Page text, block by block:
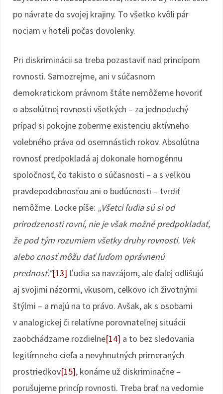
po návrate do svojej krajiny. To všetko kvôli pár
nociam v hoteli počas dovolenky.
Pri diskriminácii sa treba pozastaviť nad princípom
rovnosti. Samozrejme, ani v súčasnom
demokratickom právnom štáte nemôžeme hovoriť
o absolútnej rovnosti všetkých – za jednoduchý
prípad si pokojne zoberme existenciu aktívneho
volebného práva od osemnástich rokov. Absolútna
rovnosť predpokladá aj dokonale homogénnu
spoločnosť, čo takisto o súčasnosti – a s veľkou
pravdepodobnosťou ani o budúcnosti – tvrdiť
nemôžme. Locke píše: „Všetci ľudia sú si od
prirodzenosti rovní, nie je však možné predpokladať,
že pod tým rozumiem všetky druhy rovnosti. Vek
alebo cnosť môžu dať ľuďom oprávnenú
prednosť.“[13] Ľudia sa navzájom, ale ďalej odlišujú
aj svojimi názormi, vkusom, celkovo ich životnými
štýlmi – a majú na to právo. Avšak, ak s osobami
v analogickej či relatívne porovnateľnej situácii
zaobchádzame rozdielne[14] a to bez sledovania
legitímneho cieľa a nevyhnutných primeraných
prostriedkov[15], konáme už diskriminačne –
porušujeme princíp rovnosti. Treba brať na vedomie